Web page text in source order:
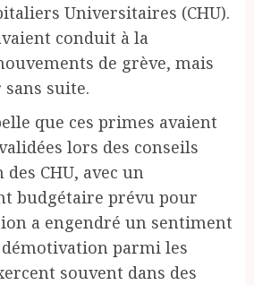
Universitaires (CHU).
conduit à la
de grève, mais
suite.
que ces primes avaient
lors des conseils
CHU, avec un
budgétaire prévu pour
a engendré un sentiment
démotivation parmi les
souvent dans des